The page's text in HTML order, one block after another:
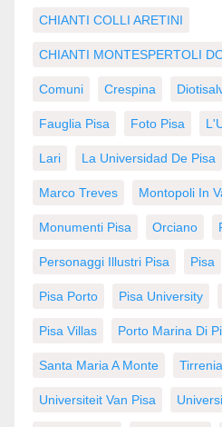
CHIANTI COLLI ARETINI
CHIANTI MONTESPERTOLI
Comuni Crespina
Fauglia Pisa Foto Pisa
Lari La Universidad De Pisa
Marco Treves Montopoli In
Monumenti Pisa Orciano
Personaggi Illustri Pisa Pisa
Pisa Porto Pisa University
Pisa Villas Porto Marina Di
Santa Maria A Monte
Universiteit Van Pisa